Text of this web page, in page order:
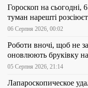
Гороскоп на сьогодні,
туман нарешті
06 Серпня 2026, 00:02
Роботи вночі, щоб не
оновлюють бруківку на
05 Серпня 2026, 21:14
Лапароскопическое